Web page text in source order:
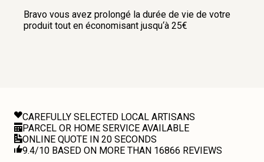
Bravo vous avez prolongé la durée de vie de votre
produit tout en économisant jusqu‘à 25€
CAREFULLY SELECTED LOCAL ARTISANS
PARCEL OR HOME SERVICE AVAILABLE
ONLINE QUOTE IN 20 SECONDS
9.4/10 BASED ON MORE THAN 16866 REVIEWS